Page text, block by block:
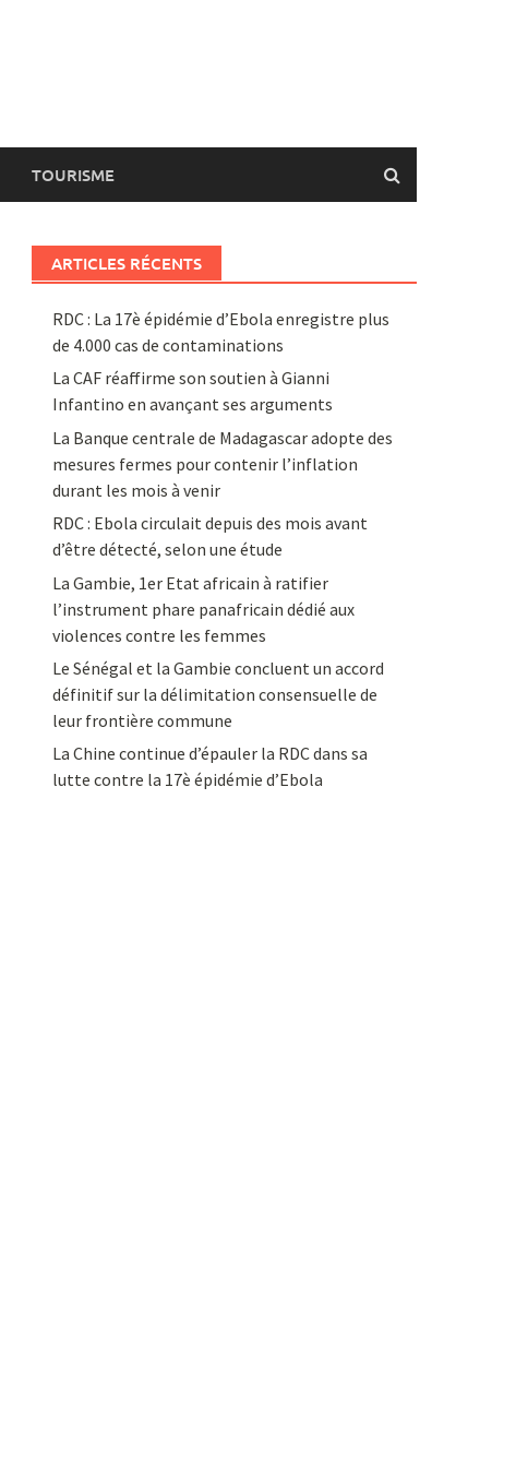
TOURISME
ARTICLES RÉCENTS
RDC : La 17è épidémie d’Ebola enregistre plus
de 4.000 cas de contaminations
La CAF réaffirme son soutien à Gianni
Infantino en avançant ses arguments
La Banque centrale de Madagascar adopte des
mesures fermes pour contenir l’inflation
durant les mois à venir
RDC : Ebola circulait depuis des mois avant
d’être détecté, selon une étude
La Gambie, 1er Etat africain à ratifier
l’instrument phare panafricain dédié aux
violences contre les femmes
Le Sénégal et la Gambie concluent un accord
définitif sur la délimitation consensuelle de
leur frontière commune
La Chine continue d’épauler la RDC dans sa
lutte contre la 17è épidémie d’Ebola